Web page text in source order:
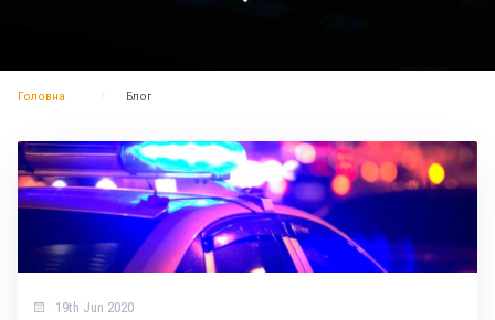
Головна Блог
19th Jun 2020